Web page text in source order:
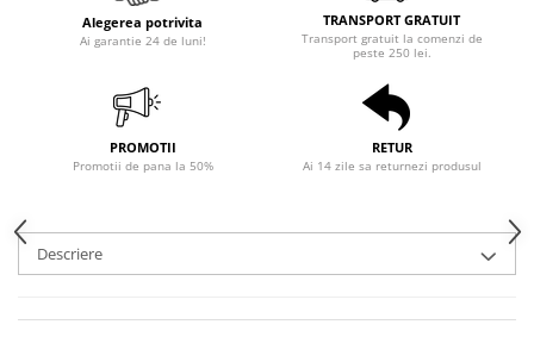
Alegerea potrivita
Ai garantie 24 de luni!
TRANSPORT GRATUIT
Transport gratuit la comenzi de
peste 250 lei.
PROMOTII
Promotii de pana la 50%
RETUR
Ai 14 zile sa returnezi produsul
Descriere